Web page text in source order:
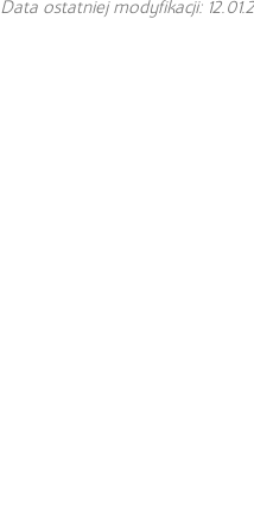
Data ostatniej modyfikacji: